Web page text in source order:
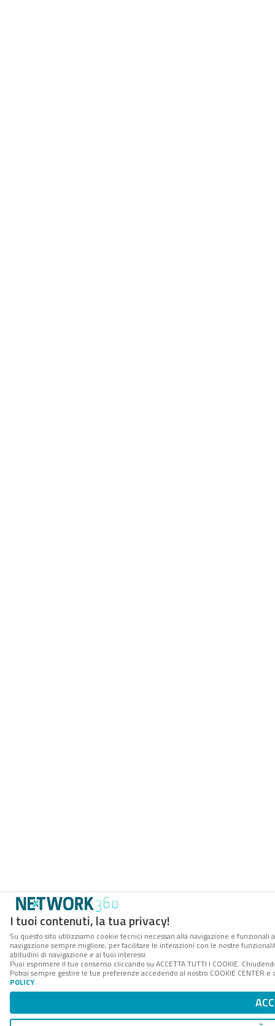
I tuoi contenuti, la tua privacy!
Su questo sito utilizziamo cookie tecnici necessari alla navigazione e
navigazione sempre migliore, per facilitare le interazioni con le nostre
abitudini di navigazione e ai tuoi interessi.
Puoi esprimere il tuo consenso cliccando su ACCETTA TUTTI I COOKIE.
Potrai sempre gestire le tue preferenze accedendo al nostro COOKIE
POLICY.